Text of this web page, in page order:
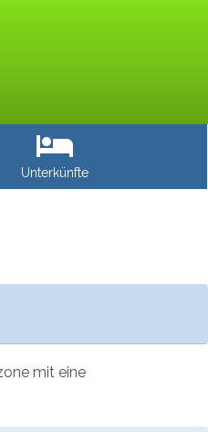
Unterkünfte
mit eine